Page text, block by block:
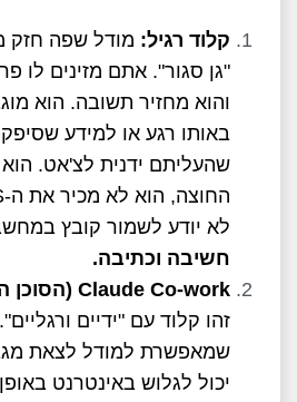
קלוד רגיל: מודל שפה חזק
"גן סגור". אתם מזינים לו
והוא מחזיר תשובה. הוא
באותו רגע או למידע
שהעליתם ידנית לצ'אט.
לא יודע לשמור קובץ
חשיבה וכתיבה.
Claude Co-work (הסוכן
זהו קלוד עם "ידיים
שמאפשרת למודל לצאת
יכול לגלוש באינטרנט